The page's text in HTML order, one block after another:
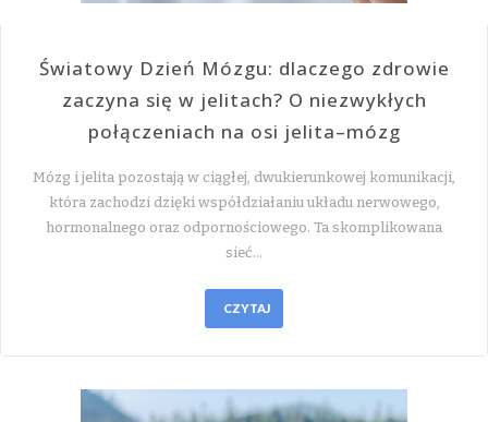
Światowy Dzień Mózgu: dlaczego zdrowie
zaczyna się w jelitach? O niezwykłych
połączeniach na osi jelita–mózg
Mózg i jelita pozostają w ciągłej, dwukierunkowej komunikacji,
która zachodzi dzięki współdziałaniu układu nerwowego,
hormonalnego oraz odpornościowego. Ta skomplikowana
sieć…
CZYTAJ